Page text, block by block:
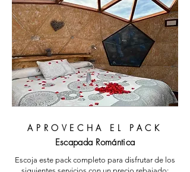
APROVECHA EL PACK
Escapada Romántica
Escoja este pack completo para disfrutar de los